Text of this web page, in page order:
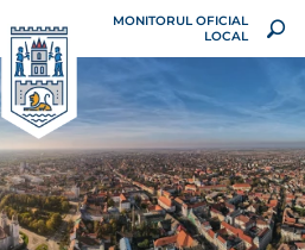
MONITORUL OFICIAL
LOCAL